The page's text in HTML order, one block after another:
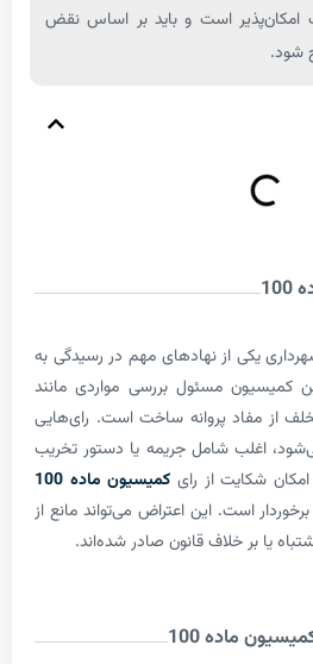
و باید بر اساس نقض
یکی از نهادهای مهم در رسیدگی به
بررسی مواردی مانند
ساخت است. رای‌هایی
جریمه یا دستور تخریب
از رایکمیسیون ماده 100
این اعتراض می‌تواند مانع از
قانون صادر شده‌اند.